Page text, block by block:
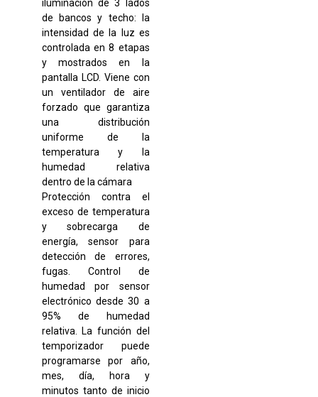
iluminación de 3 lados
de bancos y techo: la
intensidad de la luz es
controlada en 8 etapas
y mostrados en la
pantalla LCD. Viene con
un ventilador de aire
forzado que garantiza
una distribución
uniforme de la
temperatura y la
humedad relativa
dentro de la cámara
Protección contra el
exceso de temperatura
y sobrecarga de
energía, sensor para
detección de errores,
fugas. Control de
humedad por sensor
electrónico desde 30 a
95% de humedad
relativa. La función del
temporizador puede
programarse por año,
mes, día, hora y
minutos tanto de inicio